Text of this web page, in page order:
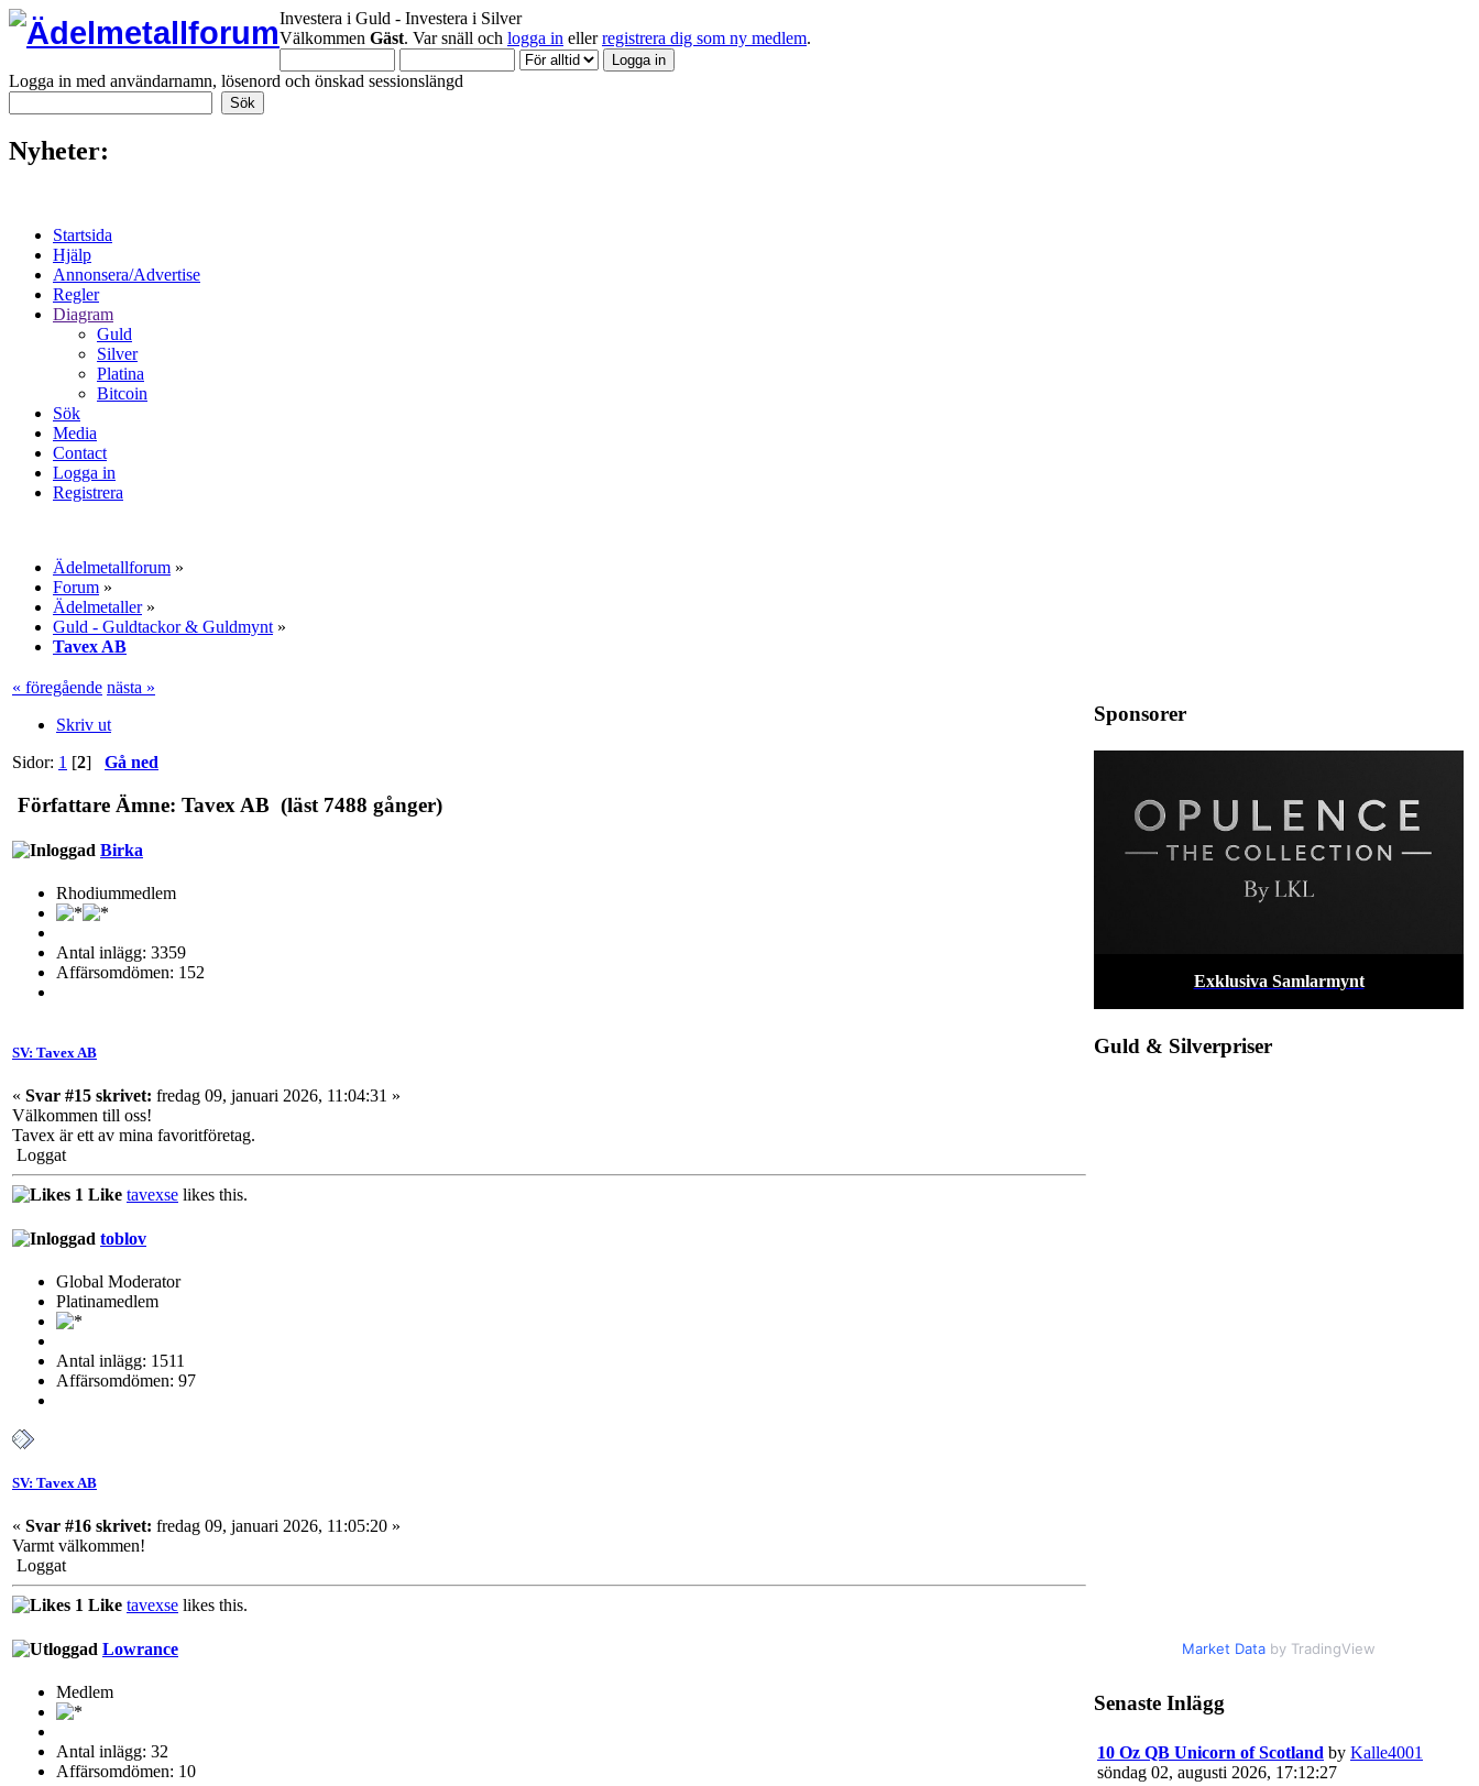
Investera i Guld - Investera i Silver
Välkommen Gäst. Var snäll och logga in ellerregistrera dig som ny medlem.
Logga in med användarnamn, lösenord och önskad sessionslängd
Nyheter:
Startsida
Hjälp
Annonsera/Advertise
Regler
Diagram
Guld
Silver
Platina
Bitcoin
Sök
Media
Contact
Logga in
Registrera
Ädelmetallforum »
Forum »
Ädelmetaller»
Guld - Guldtackor & Guldmynt »
Tavex AB
« föregående nästa »
Skriv ut
Sidor: 1 [2] Gå ned
Författare Ämne: Tavex AB (läst 7488 gånger)
Birka
Rhodiummedlem
Antal inlägg: 3359
Affärsomdömen: 152
SV: Tavex AB
« Svar #15 skrivet: fredag 09, januari 2026, 11:04:31 »
Välkommen till oss!
Tavex är ett av mina favoritföretag.
Loggat
1 Like tavexse likes this.
toblov
Global Moderator
Platinamedlem
Antal inlägg: 1511
Affärsomdömen: 97
SV: Tavex AB
« Svar #16 skrivet: fredag 09, januari 2026, 11:05:20 »
Varmt välkommen!
Loggat
1 Like tavexse likes this.
Lowrance
Medlem
Antal inlägg: 32
Affärsomdömen: 10
Sponsorer
Exklusiva Samlarmynt
Guld & Silverpriser
Market Data by TradingView
Senaste Inlägg
10 Oz QB Unicorn of Scotland by Kalle4001
söndag 02, augusti 2026, 17:12:27